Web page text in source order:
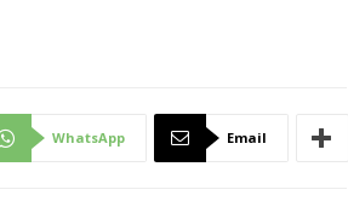
WhatsApp Email